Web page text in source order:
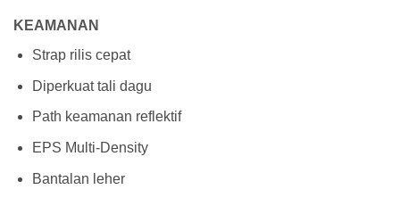
KEAMANAN
Strap rilis cepat
Diperkuat tali dagu
Path keamanan reflektif
EPS Multi-Density
Bantalan leher